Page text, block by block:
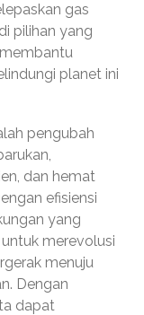
gas
pilihan yang
planet ini
pengubah
dan hemat
efisiensi
yang
merevolusi
menuju
Dengan
dapat